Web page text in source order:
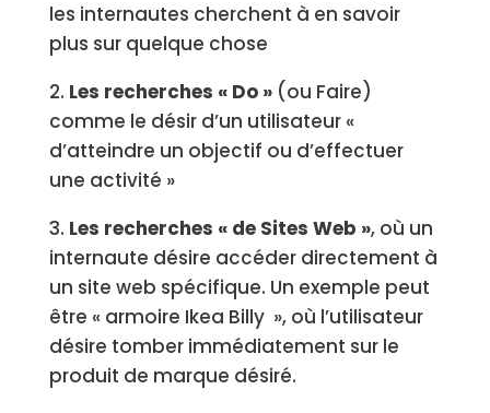
les internautes cherchent à en savoir
plus sur quelque chose
2. Les recherches « Do »(ou Faire)
comme le désir d’un utilisateur «
d’atteindre un objectif ou d’effectuer
une activité »
3. Les recherches « de Sites Web », où un
internaute désire accéder directement à
un site web spécifique. Un exemple peut
être « armoire Ikea Billy », où l’utilisateur
désire tomber immédiatement sur le
produit de marque désiré.